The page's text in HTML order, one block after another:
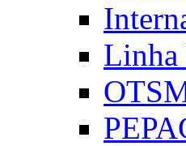
Linha